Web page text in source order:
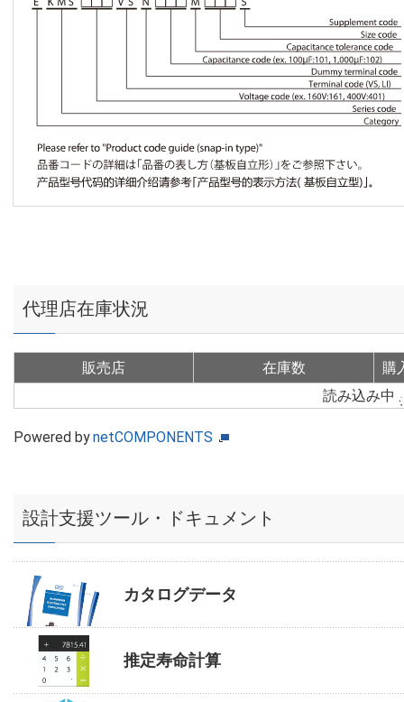
代理店在庫状況
販売店 在庫数
購
読み込み中
Powered bynetCOMPONENTS
設計支援ツール・ドキュメント
カタログデータ
推定寿命計算